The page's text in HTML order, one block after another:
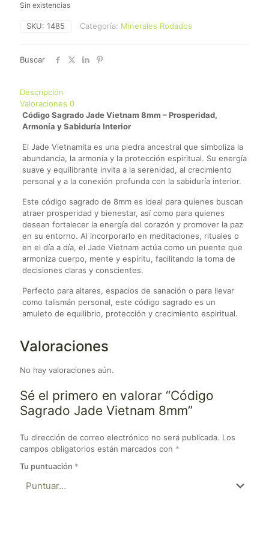
Sin existencias
SKU: 1485 Categoría: Minerales Rodados
Buscar
Descripción
Valoraciones 0
Código Sagrado Jade Vietnam 8mm – Prosperidad,
Armonía y Sabiduría Interior
El Jade Vietnamita es una piedra ancestral que simboliza la
abundancia, la armonía y la protección espiritual. Su energía
suave y equilibrante invita a la serenidad, al crecimiento
personal y a la conexión profunda con la sabiduría interior.
Este código sagrado de 8mm es ideal para quienes buscan
atraer prosperidad y bienestar, así como para quienes
desean fortalecer la energía del corazón y promover la paz
en su entorno. Al incorporarlo en meditaciones, rituales o
en el día a día, el Jade Vietnam actúa como un puente que
armoniza cuerpo, mente y espíritu, facilitando la toma de
decisiones claras y conscientes.
Perfecto para altares, espacios de sanación o para llevar
como talismán personal, este código sagrado es un
amuleto de equilibrio, protección y crecimiento espiritual.
Valoraciones
No hay valoraciones aún.
Sé el primero en valorar “Código
Sagrado Jade Vietnam 8mm”
Tu dirección de correo electrónico no será publicada. Los
campos obligatorios están marcados con *
Tu puntuación *